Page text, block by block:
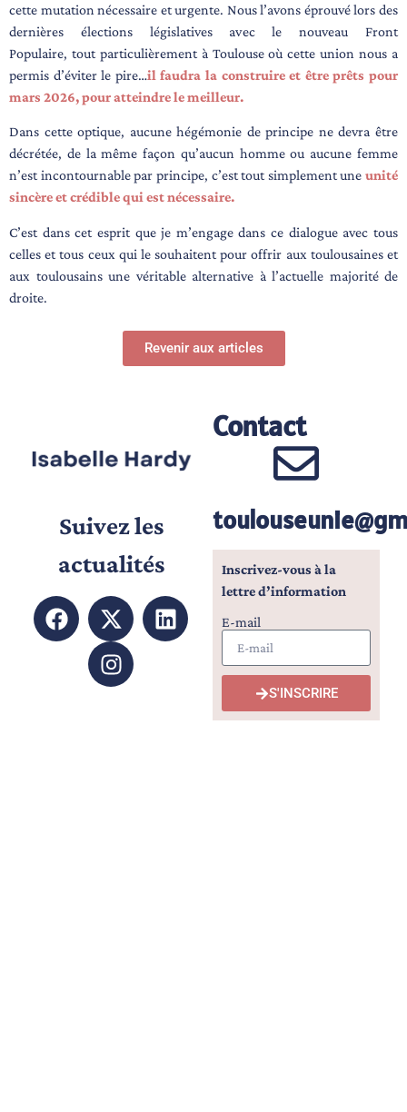
cette mutation nécessaire et urgente. Nous l’avons éprouvé lors des
dernières élections législatives avec le nouveau Front
Populaire, tout particulièrement à Toulouse où cette union nous a
permis d’éviter le pire…il faudra la construire et être prêts pour
mars 2026, pour atteindre le meilleur.
Dans cette optique, aucune hégémonie de principe ne devra être
décrétée, de la même façon qu’aucun homme ou aucune femme
n’est incontournable par principe, c’est tout simplementune unité
sincère et crédible qui est nécessaire.
C’est dans cet esprit que je m’engage dans ce dialogue avec tous
celles et tous ceux qui lesouhaitent pour offrir aux toulousaines et
aux toulousains une véritable alternative à l’actuelle majorité de
droite.
Revenir aux articles
Suivez les
actualités
Contact
Inscrivez-vous à la
lettre d’information
E-mail
S'INSCRIRE